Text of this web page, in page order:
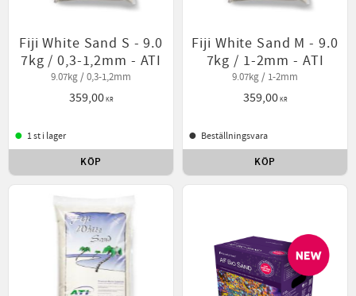
Fiji White Sand S - 9.0
7kg / 0,3-1,2mm - ATI
9.07kg / 0,3-1,2mm
359,00KR
1 st i lager
KÖP
Fiji White Sand M - 9.0
7kg / 1-2mm - ATI
9.07kg / 1-2mm
359,00KR
Beställningsvara
KÖP